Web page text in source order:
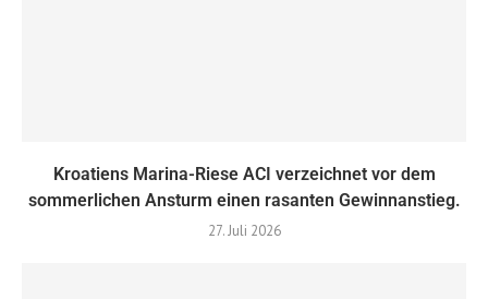
Kroatiens Marina-Riese ACI verzeichnet vor dem
sommerlichen Ansturm einen rasanten Gewinnanstieg.
27. Juli 2026